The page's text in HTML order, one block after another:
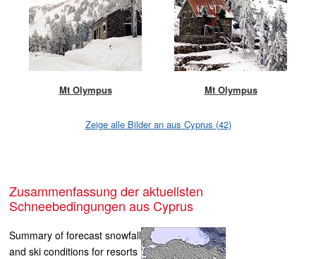
Mt Olympus Mt Olympus
Zeige alle Bilder an aus Cyprus (42)
Zusammenfassung der aktuellsten
Schneebedingungen aus Cyprus
Summary of forecast snowfall
and ski conditions for resorts